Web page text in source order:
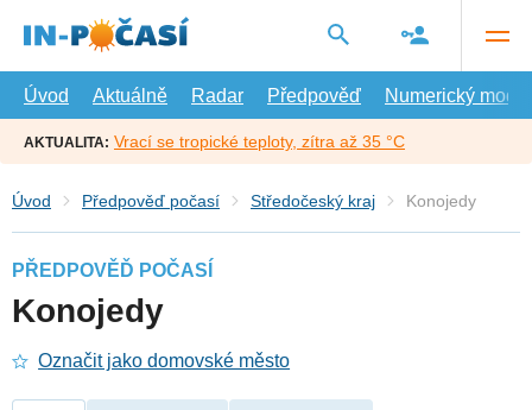
hlavní
Úvod
Aktuálně Radar Předpověď Numerický model
AKTUALITA: Vrací se tropické teploty, zítra až 35 °C
Úvod Předpověď počasí Středočeský kraj Konojedy
PŘEDPOVĚĎ POČASÍ
Konojedy
Označit jako domovské město